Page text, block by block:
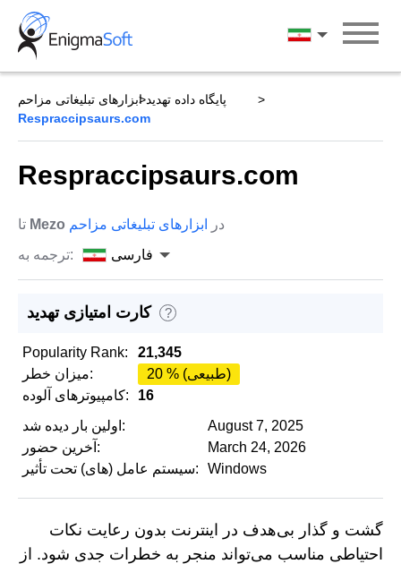
Skip
content
فارسی
پایگاه داده تهدید ابزارهای تبلیغاتی مزاحم
Respraccipsaurs.com
Respraccipsaurs.com
Mezo در
ابزارهای تبلیغاتی مزاحم
ترجمه به:
فارسی
کارت امتیازی تهدید ?
Popularity Rank:
21,345
میزان خطر:
20 % (طبیعی)
کامپیوترهای آلوده:
16
اولین بار دیده شد:
August 7, 2025
آخرین حضور:
March 24, 2026
سیستم عامل (های) تحت تأثیر:
Windows
گشت و گذار بی‌هدف در اینترنت بدون رعایت نکات
احتیاطی مناسب می‌تواند منجر به خطرات جدی شود. از